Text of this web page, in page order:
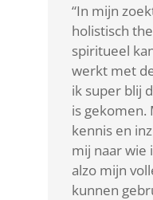
“In mijn
holistisch
spiritueel
werkt met
ik super blij
is gekomen.
kennis en
mij naar wie
alzo mijn
kunnen